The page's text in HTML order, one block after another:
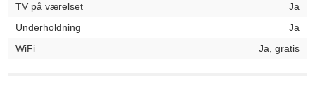
TV på værelset
Ja
Underholdning
Ja
WiFi
Ja, gratis